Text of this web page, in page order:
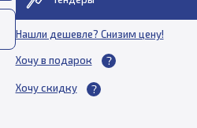
Нашли дешевле? Снизим цену!
Хочу в подарок
Хочу скидку